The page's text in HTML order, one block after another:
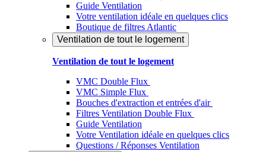
Guide Ventilation
Votre ventilation idéale en quelques clics
Boutique de filtres Atlantic
Ventilation de tout le logement
Ventilation de tout le logement
VMC Double Flux
VMC Simple Flux
Bouches d'extraction et entrées d'air
Filtres Ventilation Double Flux
Guide Ventilation
Votre Ventilation idéale en quelques clics
Questions / Réponses Ventilation